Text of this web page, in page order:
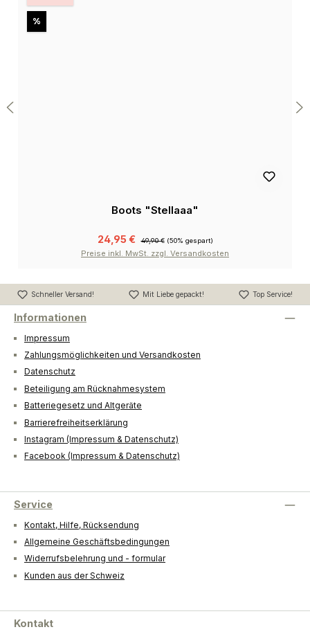
%Rabatt
Boots "Stellaaa"
24,95 € 49,90 € (50% gespart)
Preise inkl. MwSt. zzgl. Versandkosten
Schneller Versand! Mit Liebe gepackt! Top Service!
Informationen
Impressum
Zahlungsmöglichkeiten und Versandkosten
Datenschutz
Beteiligung am Rücknahmesystem
Batteriegesetz und Altgeräte
Barrierefreiheitserklärung
Instagram (Impressum & Datenschutz)
Facebook (Impressum & Datenschutz)
Service
Kontakt, Hilfe, Rücksendung
Allgemeine Geschäftsbedingungen
Widerrufsbelehrung und - formular
Kunden aus der Schweiz
Kontakt